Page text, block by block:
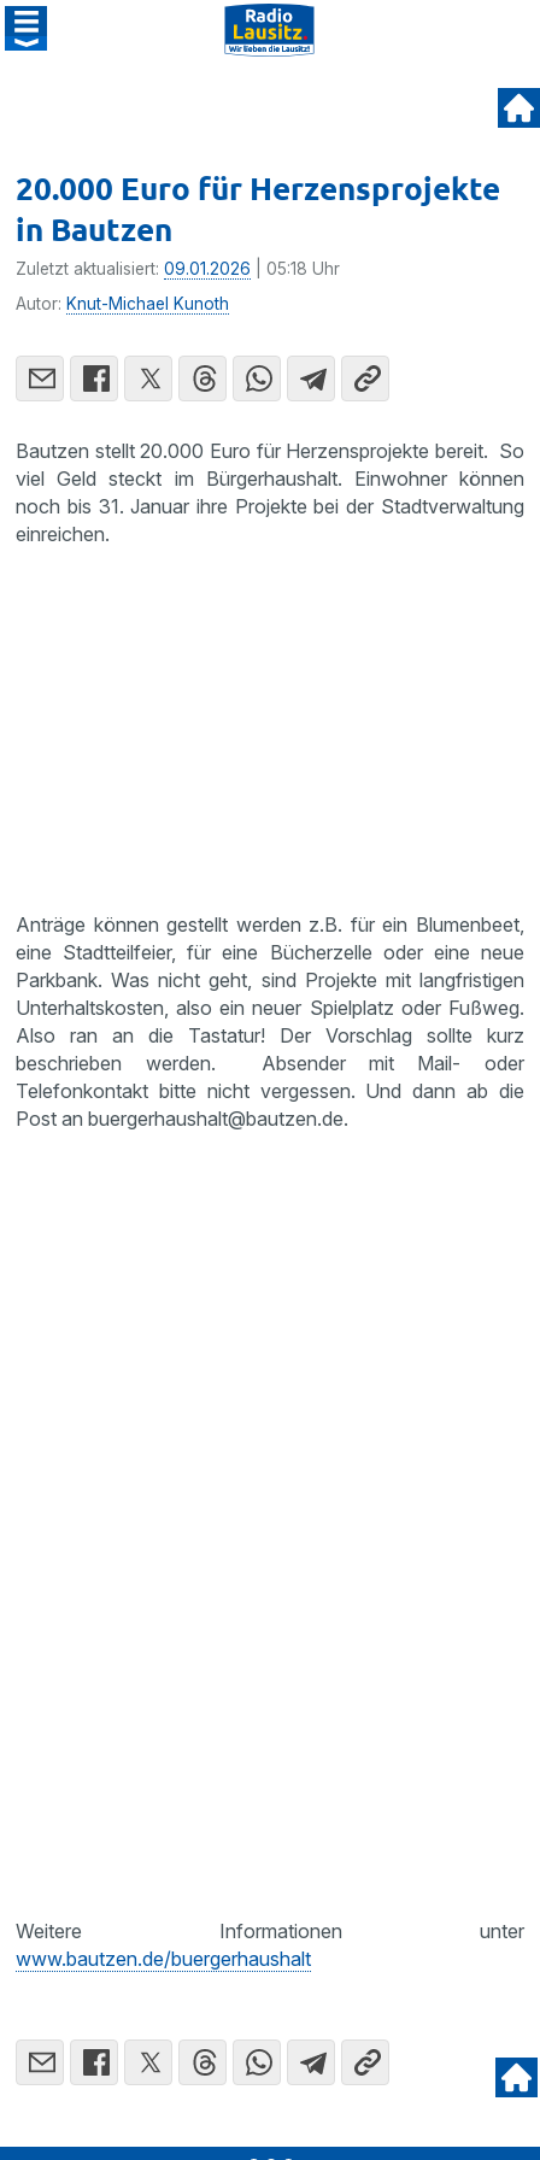
20.000 Euro für Herzensprojekte
in Bautzen
Zuletzt aktualisiert:09.01.2026 | 05:18 Uhr
Autor: Knut-Michael Kunoth
Bautzen stellt 20.000 Euro für Herzensprojekte bereit. So
viel Geld steckt im Bürgerhaushalt. Einwohner können
noch bis 31. Januar ihre Projekte bei der Stadtverwaltung
einreichen.
Anträge können gestellt werden z.B. für ein Blumenbeet,
eine Stadtteilfeier, für eine Bücherzelle oder eine neue
Parkbank. Was nicht geht, sind Projekte mit langfristigen
Unterhaltskosten, also ein neuer Spielplatz oder Fußweg.
Also ran an die Tastatur! Der Vorschlag sollte kurz
beschrieben werden. Absender mit Mail- oder
Telefonkontakt bitte nicht vergessen. Und dann ab die
Post an buergerhaushalt@bautzen.de.
Weitere Informationen unter
www.bautzen.de/buergerhaushalt